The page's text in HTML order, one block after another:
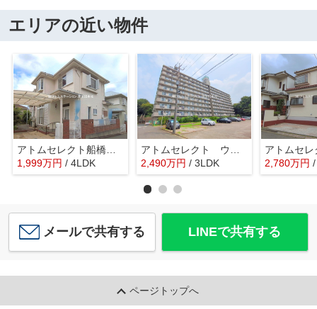
エリアの近い物件
アトムセレクト船橋市八木が谷２丁目 中古戸建て
1,999万円 / 4LDK
アトムセレクト ウエルフェアグリーン船橋5階
2,490万円 / 3LDK 2,780万円
メールで共有する LINEで共有する
ページトップへ